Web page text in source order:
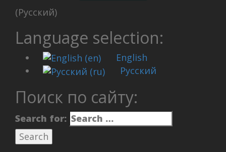
(Русский)
Language selection:
English
Русский
Поиск по сайту:
Search for: